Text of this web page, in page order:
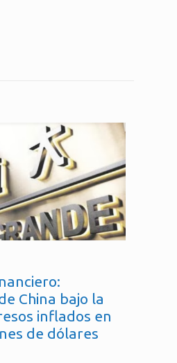
China bajo la
inflados en
de dólares